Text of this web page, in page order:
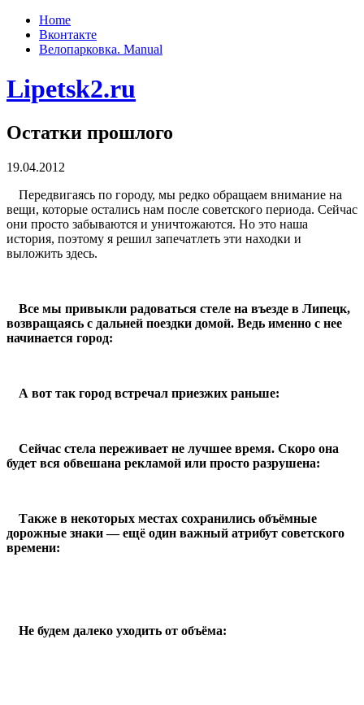
Home
Вконтакте
Велопарковка. Manual
Lipetsk2.ru
Остатки прошлого
19.04.2012
Передвигаясь по городу, мы редко обращаем внимание на
вещи, которые остались нам после советского периода. Сейчас
они просто забываются и уничтожаются. Но это наша
история, поэтому я решил запечатлеть эти находки и
выложить здесь.
Все мы привыкли радоваться стеле на въезде в Липецк,
возвращаясь с дальней поездки домой. Ведь именно с нее
начинается город:
А вот так город встречал приезжих раньше:
Сейчас стела переживает не лучшее время. Скоро она
будет вся обвешана рекламой или просто разрушена:
Также в некоторых местах сохранились объёмные
дорожные знаки — ещё один важный атрибут советского
времени:
Не будем далеко уходить от объёма: